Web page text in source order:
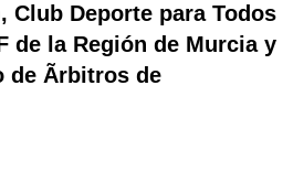
Club Deporte para Todos
de la Región de Murcia y
Ãrbitros de